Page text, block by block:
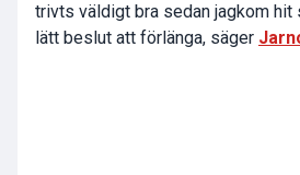
trivts väldigt bra sedan jagkom
lätt beslut att förlänga, säger